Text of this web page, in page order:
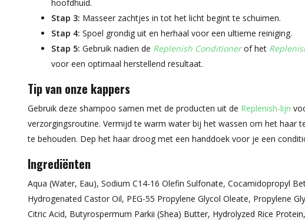
hoofdhuid.
Stap 3: Masseer zachtjes in tot het licht begint te schuimen.
Stap 4: Spoel grondig uit en herhaal voor een ultieme reiniging.
Stap 5: Gebruik nadien de Replenish Conditionerof het
voor een optimaal herstellend resultaat.
Tip van onze kappers
Gebruik deze shampoo samen met de producten uit de Replenish-lijn
verzorgingsroutine. Vermijd te warm water bij het wassen om het haar
te behouden. Dep het haar droog met een handdoek voor je een
Ingrediënten
Aqua (Water, Eau), Sodium C14-16 Olefin Sulfonate, Cocamidopropyl
Hydrogenated Castor Oil, PEG-55 Propylene Glycol Oleate, Propylene
Citric Acid, Butyrospermum Parkii (Shea) Butter, Hydrolyzed Rice